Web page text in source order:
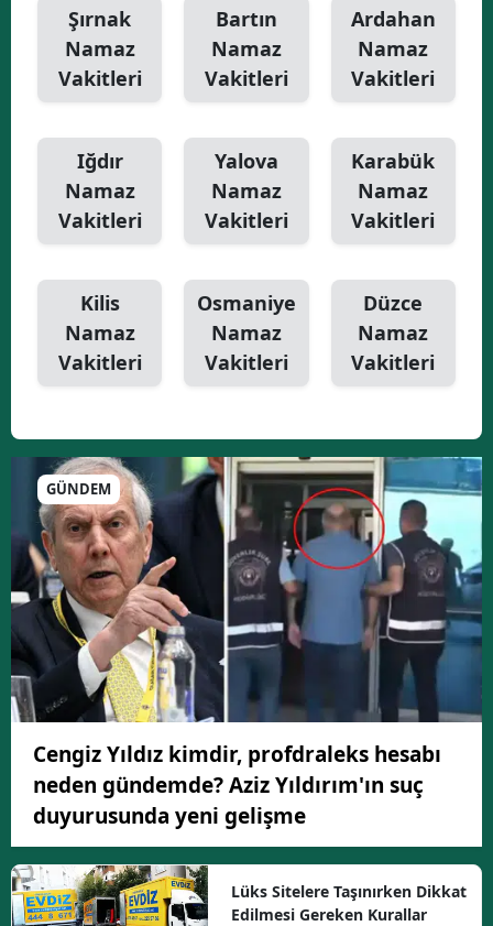
Şırnak
Namaz
Vakitleri
Bartın
Namaz
Vakitleri
Ardahan
Namaz
Vakitleri
Iğdır
Namaz
Vakitleri
Yalova
Namaz
Vakitleri
Karabük
Namaz
Vakitleri
Kilis
Namaz
Vakitleri
Osmaniye
Namaz
Vakitleri
Düzce
Namaz
Vakitleri
GÜNDEM
Cengiz Yıldız kimdir, profdraleks hesabı
neden gündemde? Aziz Yıldırım'ın suç
duyurusunda yeni gelişme
Lüks Sitelere Taşınırken Dikkat
Edilmesi Gereken Kurallar